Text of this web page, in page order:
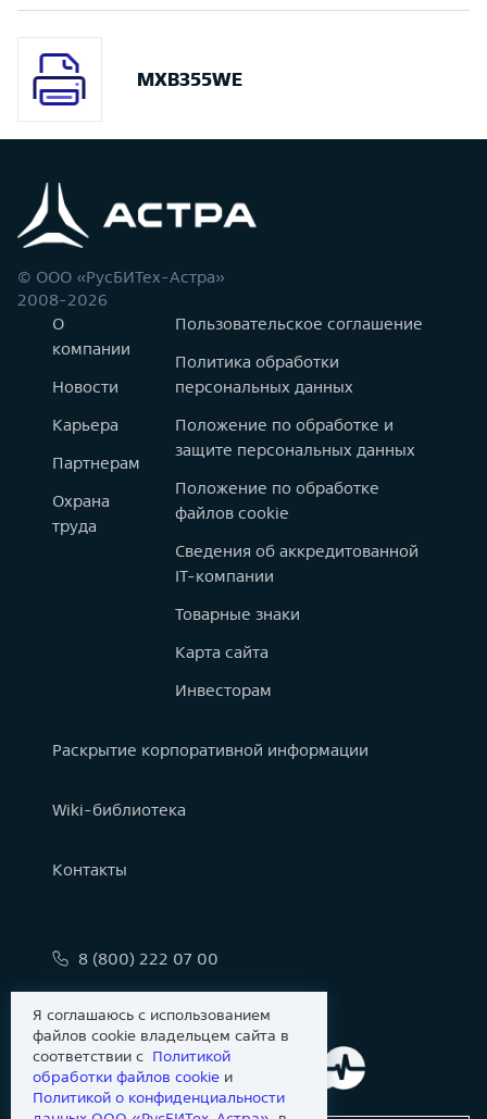
MXB355WE
© ООО «РусБИТех-Астра»
2008-2026
О
компании
Новости
Карьера
Партнерам
Охрана
труда
Пользовательское соглашение
Политика обработки
персональных данных
Положение по обработке и
защите персональных данных
Положение по обработке
файлов cookie
Сведения об аккредитованной
IT-компании
Товарные знаки
Карта сайта
Инвесторам
Раскрытие корпоративной информации
Wiki-библиотека
Контакты
8 (800) 222 07 00
Я соглашаюсь с использованием
файлов cookie владельцем сайта в
соответствии с Политикой
обработки файлов сookie и
Политикой о конфиденциальности